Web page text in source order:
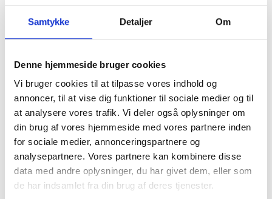
Samtykke Detaljer Om
Denne hjemmeside bruger cookies
Vi bruger cookies til at tilpasse vores indhold og
annoncer, til at vise dig funktioner til sociale medier og til
at analysere vores trafik. Vi deler også oplysninger om
din brug af vores hjemmeside med vores partnere inden
for sociale medier, annonceringspartnere og
analysepartnere. Vores partnere kan kombinere disse
data med andre oplysninger, du har givet dem, eller som
de har indsamlet fra din brug af deres tjenester.
hjemmeside.
Cookien bestemmer
besøget.
dm_this_p
age_view
static.cdn-
website.co
Denne cookie
bruges af
hjemmesiden til at
bestemme, hvornår
forskellige
undersider sidst blev